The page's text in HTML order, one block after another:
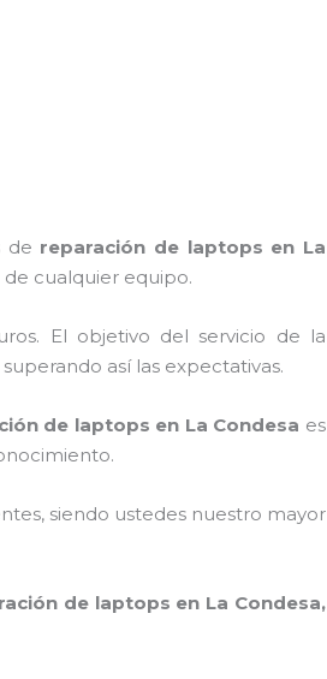
de reparación de laptops en La
cualquier equipo.
El objetivo del servicio de la
así las expectativas.
de laptops en La Condesa es
siendo ustedes nuestro mayor
de laptops en La Condesa,